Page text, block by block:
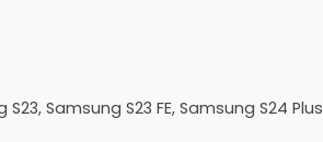
Samsung S23 FE, Samsung S24 Plus